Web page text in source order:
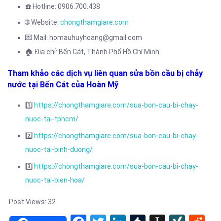
☎️ Hotline: 0906.700.438
🌐 Website: chongthamgiare.com
💌 Mail: homauhuyhoang@gmail.com
🏠 Địa chỉ: Bến Cát, Thành Phố Hồ Chí Minh
Tham khảo các dịch vụ liên quan sửa bồn cầu bị chảy
nước tại Bến Cát của Hoàn Mỹ
1️⃣ https://chongthamgiare.com/sua-bon-cau-bi-chay-
nuoc-tai-tphcm/
2️⃣ https://chongthamgiare.com/sua-bon-cau-bi-chay-
nuoc-tai-binh-duong/
3️⃣ https://chongthamgiare.com/sua-bon-cau-bi-chay-
nuoc-tai-bien-hoa/
Post Views: 32